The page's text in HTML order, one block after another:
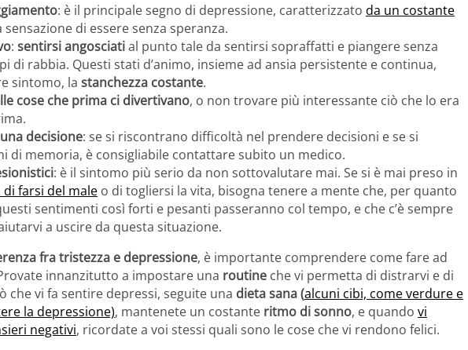
: è il principale segno di depressione, caratterizzato da un costante
sensazione di essere senza speranza.
: sentirsi angosciatial punto tale da sentirsi sopraffatti e piangere senza
di rabbia. Questi stati d’animo, insieme ad ansia persistente e continua,
sintomo, la stanchezza costante.
cose che prima ci divertivano, o non trovare più interessante ciò che lo era
decisione: se si riscontrano difficoltà nel prendere decisioni e se si
di memoria, è consigliabile contattare subito un medico.
: è il sintomo più serio da non sottovalutare mai. Se si è mai preso in
di farsi del male o di togliersi la vita, bisogna tenere a mente che, per quanto
sentimenti così forti e pesanti passeranno col tempo, e che c’è sempre
a uscire da questa situazione.
fra tristezza e depressione, è importante comprendere come fare ad
innanzitutto a impostare una routine che vi permetta di distrarvi e di
che vi fa sentire depressi, seguite una dieta sana (alcuni cibi, come verdure e
la depressione), mantenete un costante ritmo di sonno, e quando vi
negativi, ricordate a voi stessi quali sono le cose che vi rendono felici.